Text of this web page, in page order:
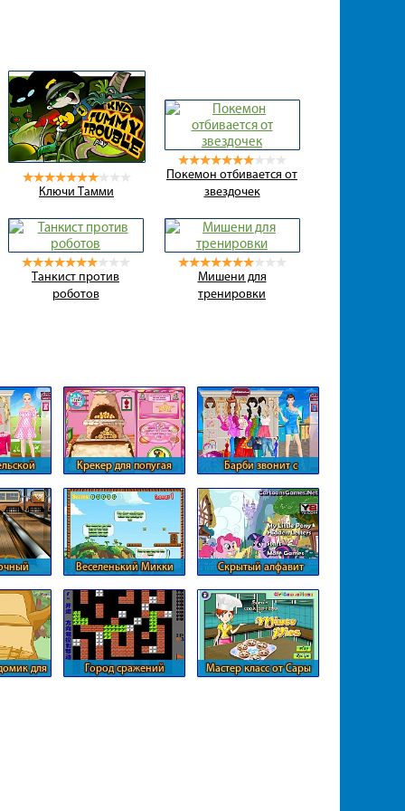
Ключи Тамми
Покемон отбивается от
звездочек
Танкист против
роботов
Мишени для
тренировки
Крекер для попугая
Барби звонит с
Веселенький Микки
Скрытый алфавит
для
Город сражений Мастер класс от Сары